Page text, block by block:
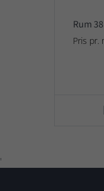
Rum
Pris pr.
'